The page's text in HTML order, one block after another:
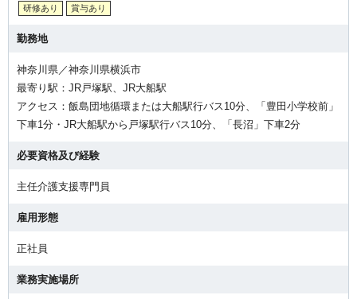
研修あり
賞与あり
勤務地
神奈川県／神奈川県横浜市
最寄り駅：JR戸塚駅、JR大船駅
アクセス：飯島団地循環または大船駅行バス10分、「豊田小学校前」
下車1分・JR大船駅から戸塚駅行バス10分、「長沼」下車2分
必要資格及び経験
主任介護支援専門員
雇用形態
正社員
業務実施場所